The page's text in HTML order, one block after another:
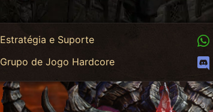
WhatsApp
Estratégia e Suporte
WhatsApp HC
Grupo de Jogo Hardcore